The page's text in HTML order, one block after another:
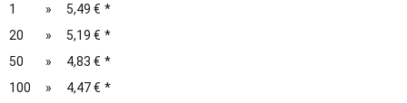
1
» 5,49 € *
20
» 5,19 € *
50
» 4,83 € *
100
» 4,47 € *